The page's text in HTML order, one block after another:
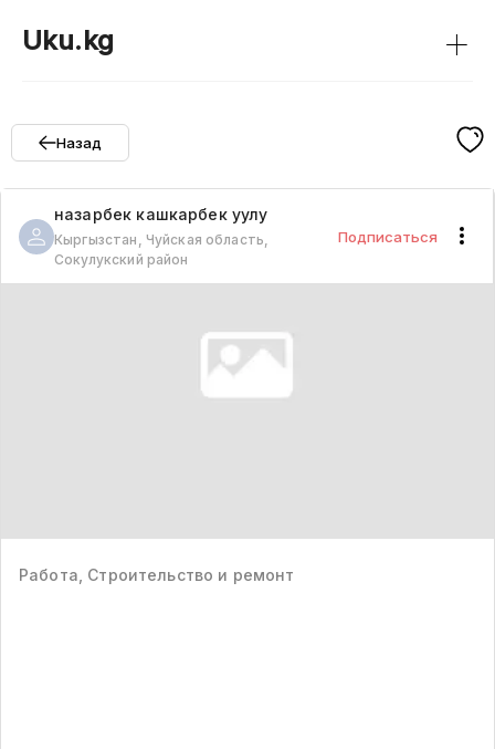
Uku.kg +
Назад
назарбек кашкарбек уулу
Кыргызстан, Чуйская область,
Сокулукский район
Подписаться
Работа, Строительство и ремонт